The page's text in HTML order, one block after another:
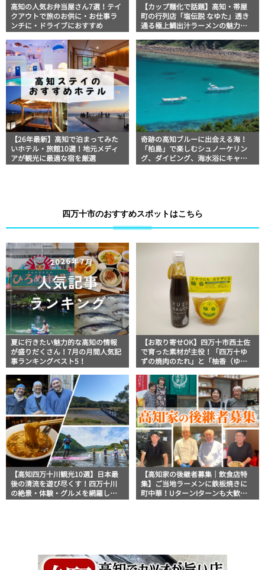
高知の人気お弁当屋さん7選！テイ
クアウトで旅のお供に・お仕事ラ
ンチに・ドライブにおすすめ
【カップ麺化で話題】高知・帯屋
町の行列店「塩伝説 なゆた」透き
通る極上鯛出汁ラーメンの魅力を
情報
【26年最新】高知で泊まってみた
いホテル・旅館10選！地元メディ
アが観光に最適な宿を厳選
奇跡の高知ブルーに出会える海！
「柏島」で楽しむシュノーケリン
グ、ダイビング、海水浴にキャン
四万十市のおすすめスポットはこちら
夏に行きたい魅力的な高知の情報
が盛りだくさん！7月の月間人気記
事ランキングベスト5！
【お取り寄せOK】四万十市西土佐
で育った素材が主役！「四万十ゆ
ずの焼肉のたれ」と「柚香（ゆこ
【高知四万十川観光10選】日本最
後の清流を遊び尽くす！四万十川
の絶景・体験・グルメを網羅した
【高知家の後継者募集｜飲食店特
集】ご当地ラーメンに鉄板焼きに
町中華！UターンIターンも大歓